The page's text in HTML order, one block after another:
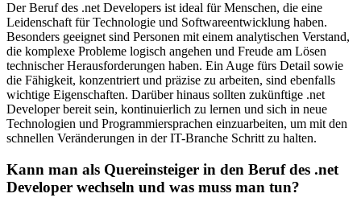
Der Beruf des .net Developers ist ideal für Menschen, die eine
Leidenschaft für Technologie und Softwareentwicklung haben.
Besonders geeignet sind Personen mit einem analytischen Verstand,
die komplexe Probleme logisch angehen und Freude am Lösen
technischer Herausforderungen haben. Ein Auge fürs Detail sowie
die Fähigkeit, konzentriert und präzise zu arbeiten, sind ebenfalls
wichtige Eigenschaften. Darüber hinaus sollten zukünftige .net
Developer bereit sein, kontinuierlich zu lernen und sich in neue
Technologien und Programmiersprachen einzuarbeiten, um mit den
schnellen Veränderungen in der IT-Branche Schritt zu halten.
Kann man als Quereinsteiger in den Beruf des .net
Developer wechseln und was muss man tun?